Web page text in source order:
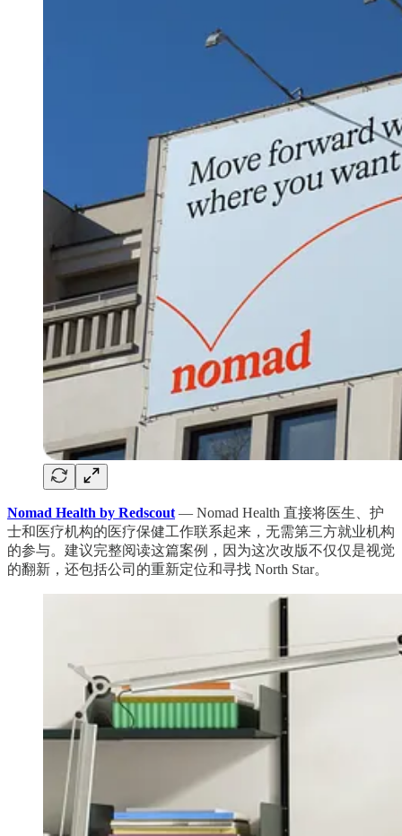
Nomad Health by Redscout — Nomad Health 直接将医生、护
士和医疗机构的医疗保健工作联系起来，无需第三方就业机构
的参与。建议完整阅读这篇案例，因为这次改版不仅仅是视觉
的翻新，还包括公司的重新定位和寻找 North Star。